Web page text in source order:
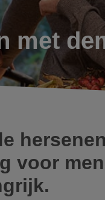
met
voor